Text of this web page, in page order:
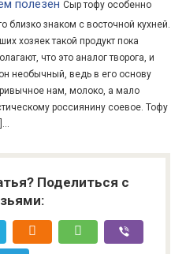
полезен Сыр тофу особенно
близко знаком с восточной кухней.
хозяек такой продукт пока
что это аналог творога, и
необычный, ведь в его основу
нам, молоко, а мало
россиянину соевое. Тофу
Поделиться с